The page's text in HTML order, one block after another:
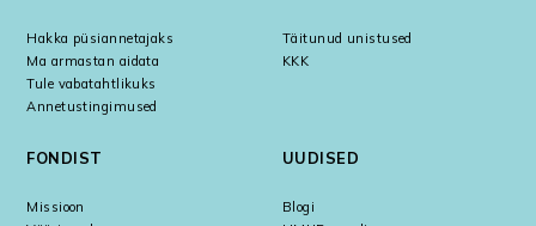
Hakka püsiannetajaks
Ma armastan aidata
Tule vabatahtlikuks
Annetustingimused
Täitunud unistused
KKK
FONDIST
Missioon
UUDISED
Blogi